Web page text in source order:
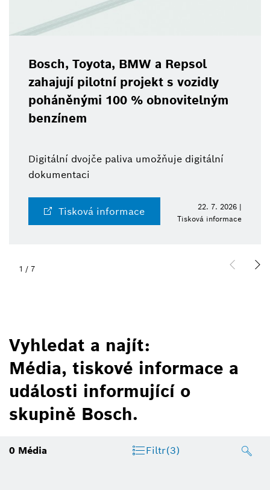
Bosch, Toyota, BMW a Repsol
zahajují pilotní projekt s vozidly
poháněnými 100 % obnovitelným
benzínem
Digitální dvojče paliva umožňuje digitální
dokumentaci
Tisková informace
22. 7. 2026 |
Tisková informace
1 / 7
Vyhledat a najít:
Média, tiskové informace a
události informující o
skupině Bosch.
0 Média Filtr(3)